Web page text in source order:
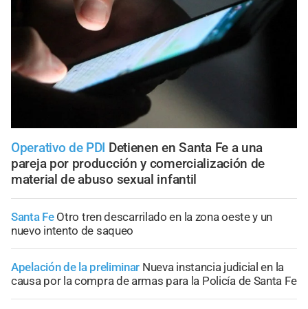
Operativo de PDI Detienen en Santa Fe a una
pareja por producción y comercialización de
material de abuso sexual infantil
Santa Fe Otro tren descarrilado en la zona oeste y un
nuevo intento de saqueo
Apelación de la preliminar Nueva instancia judicial en la
causa por la compra de armas para la Policía de Santa Fe